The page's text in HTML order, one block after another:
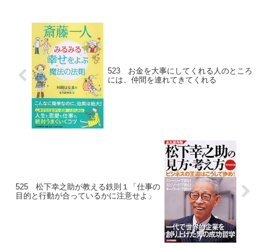
523 お金を大事にしてくれる人のところ
には、仲間を連れてきてくれる
525 松下幸之助が教える鉄則１「仕事の
目的と行動が合っているかに注意せよ」